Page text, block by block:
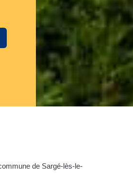
de Sargé-lès-le-